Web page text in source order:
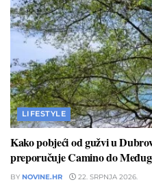
LIFESTYLE
Kako pobjeći od gužvi u
preporučuje Camino do
BY NOVINE.HR 22. SRPNJA 2026.